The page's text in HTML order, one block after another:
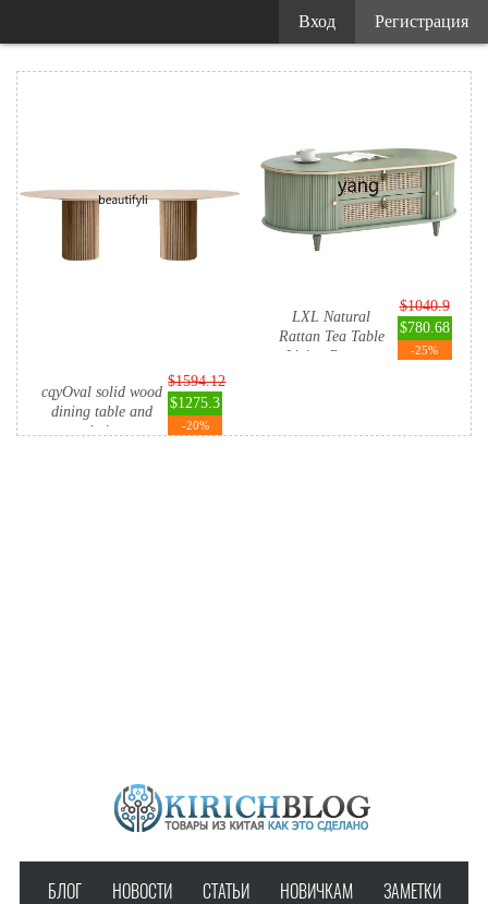
cqyOval solid wood
dining table and
chai...
$1594.12
$1275.3
-20%
LXL Natural
Rattan Tea Table
Living Room...
$1040.9
$780.68
-25%
БЛОГ НОВОСТИ СТАТЬИ НОВИЧКАМ ЗАМЕТКИ
Регистрация
Вход